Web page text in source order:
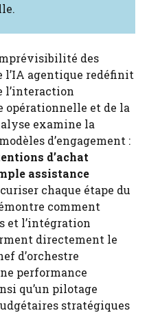
des
l’IA agentique redéfinit
l’interaction
opérationnelle et de la
examine la
d’engagement :
d’achat
assistance
chaque étape du
comment
et l’intégration
directement le
d’orchestre
performance
qu’un pilotage
stratégiques